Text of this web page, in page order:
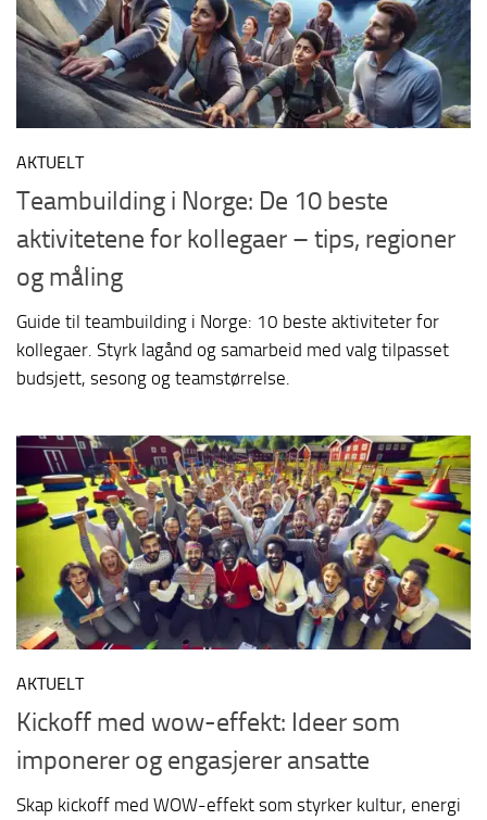
AKTUELT
Teambuilding i Norge: De 10 beste
aktivitetene for kollegaer – tips, regioner
og måling
Guide til teambuilding i Norge: 10 beste aktiviteter for
kollegaer. Styrk lagånd og samarbeid med valg tilpasset
budsjett, sesong og teamstørrelse.
AKTUELT
Kickoff med wow-effekt: Ideer som
imponerer og engasjerer ansatte
Skap kickoff med WOW-effekt som styrker kultur, energi